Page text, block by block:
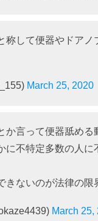
称して便器やドア
March 25, 2020
か言って便器舐め
に不特定多数の人
きないのが法律の限
March 25,